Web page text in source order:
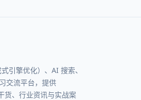
引擎优化）、AI 搜索、
交流平台，提供
货、行业资讯与实战案